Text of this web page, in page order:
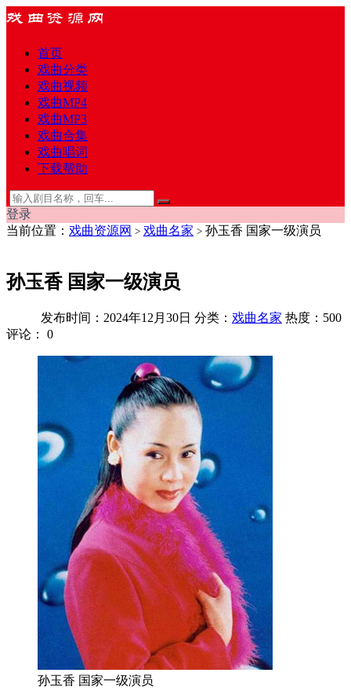
首页
戏曲分类
戏曲视频
戏曲MP4
戏曲MP3
戏曲合集
戏曲唱词
下载帮助
登录
当前位置： 戏曲资源网 > 戏曲名家 > 孙玉香 国家一级演员
孙玉香 国家一级演员
发布时间：2024年12月30日 分类： 戏曲名家 热度：500
评论：
0
孙玉香 国家一级演员